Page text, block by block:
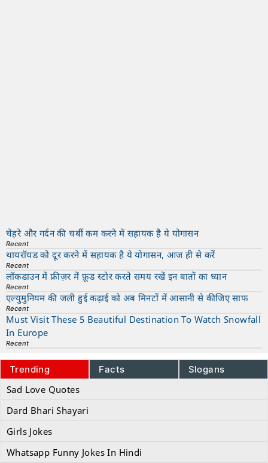
चेहरे और गर्दन की चर्बी कम करने में सहायक है ये योगासन
Recent
थायरॉयड को दूर करने में सहायक है ये योगासन, आज ही से करें
Recent
लॉकडाउन में फ्रीज़र में फ़ूड स्टोर करते समय रखें इन बातों का ध्यान
Recent
एल्युमुनियम की जली हुई कढ़ाई को अब मिनटों में आसानी से कीजिए साफ
Recent
Must Visit These 5 Beautiful Destination To Watch Snowfall
In Europe
Recent
Trending Facts Slogans
Sad Love Quotes
Dard Bhari Shayari
Girls Jokes
Whatsapp Funny Jokes In Hindi